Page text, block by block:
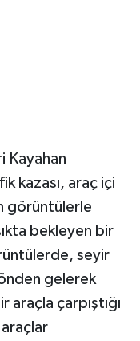
Kayahan
kazası, araç içi
görüntülerle
bekleyen bir
seyir
gelerek
çarpıştığı